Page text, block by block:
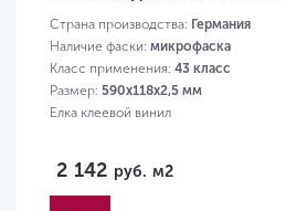
Страна производства: Германия
Наличие фаски: микрофаска
Класс применения: 43 класс
Размер: 590х118х2,5 мм
Елка клеевой винил
2 142 руб. м2